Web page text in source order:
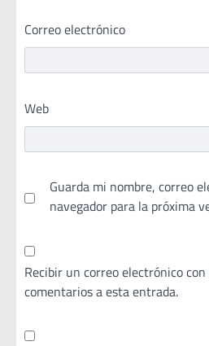
Correo electrónico
Web
Guarda mi nombre, correo
navegador para la próxima
Recibir un correo electrónico
comentarios a esta entrada.